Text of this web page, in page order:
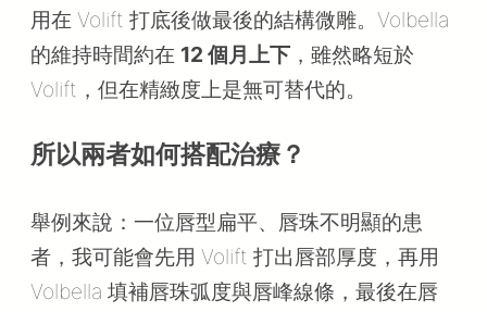
用在 Volift 打底後做最後的結構微雕。Volbella
的維持時間約在 12 個月上下 ，雖然略短於
Volift，但在精緻度上是無可替代的。
所以兩者如何搭配治療？
舉例來說：一位唇型扁平、唇珠不明顯的患
者，我可能會先用 Volift 打出唇部厚度，再用
Volbella 填補唇珠弧度與唇峰線條，最後在唇